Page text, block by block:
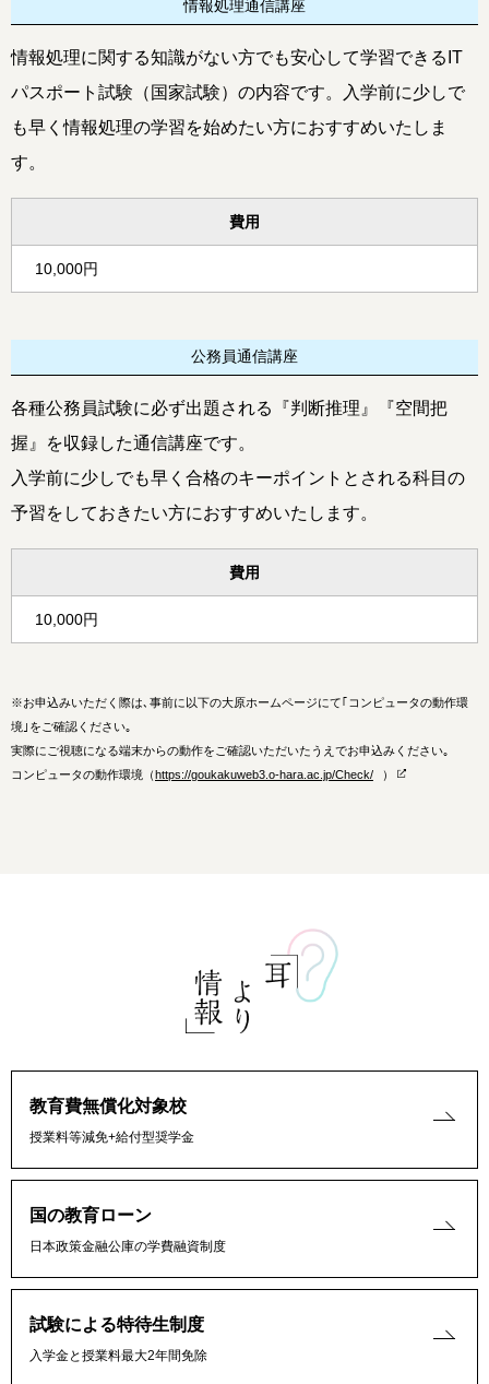
情報処理通信講座
情報処理に関する知識がない方でも安心して学習できるIT
パスポート試験（国家試験）の内容です。入学前に少しで
も早く情報処理の学習を始めたい方におすすめいたしま
す。
費用
10,000円
公務員通信講座
各種公務員試験に必ず出題される『判断推理』『空間把
握』を収録した通信講座です。
入学前に少しでも早く合格のキーポイントとされる科目の
予習をしておきたい方におすすめいたします。
費用
10,000円
※お申込みいただく際は､事前に以下の大原ホームページにて｢コンピュータの動作環
境｣をご確認ください｡
実際にご視聴になる端末からの動作をご確認いただいたうえでお申込みください｡
コンピュータの動作環境（https://goukakuweb3.o-hara.ac.jp/Check/ ）
教育費無償化対象校
授業料等減免+給付型奨学金
国の教育ローン
日本政策金融公庫の学費融資制度
試験による特待生制度
入学金と授業料最大2年間免除